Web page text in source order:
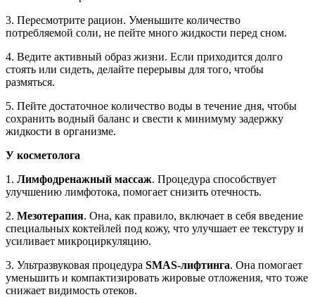
3. Пересмотрите рацион. Уменьшите количество
потребляемой соли, не пейте много жидкости перед сном.
4. Ведите активный образ жизни. Если приходится долго
стоять или сидеть, делайте перерывы для того, чтобы
размяться.
5. Пейте достаточное количество воды в течение дня, чтобы
сохранить водный баланс и свести к минимуму задержку
жидкости в организме.
У косметолога
1. Лимфодренажный массаж. Процедура способствует
улучшению лимфотока, помогает снизить отечность.
2. Мезотерапия. Она, как правило, включает в себя введение
специальных коктейлей под кожу, что улучшает ее текстуру и
усиливает микроциркуляцию.
3. Ультразвуковая процедура SMAS-лифтинга. Она помогает
уменьшить и компактизировать жировые отложения, что тоже
снижает видимость отеков.